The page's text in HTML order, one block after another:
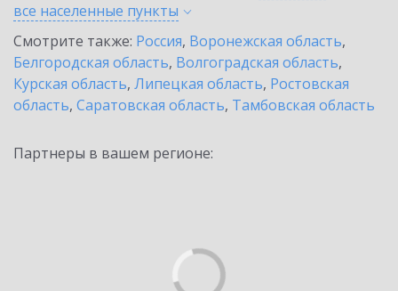
все населенные пункты
Смотрите также: Россия, Воронежская область,
Белгородская область, Волгоградская область,
Курская область, Липецкая область, Ростовская
область, Саратовская область, Тамбовская область
Партнеры в вашем регионе: